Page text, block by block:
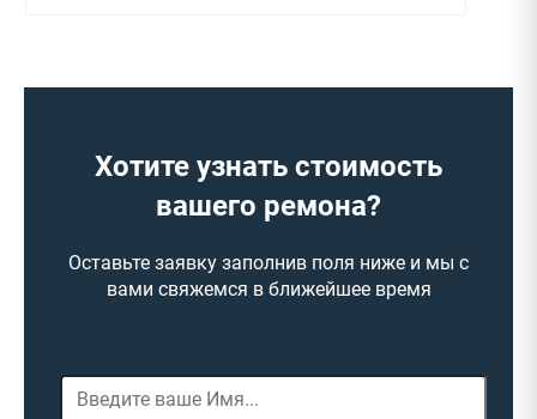
Хотите узнать стоимость
вашего ремона?
Оставьте заявку заполнив поля ниже и мы с
вами свяжемся в ближейшее время